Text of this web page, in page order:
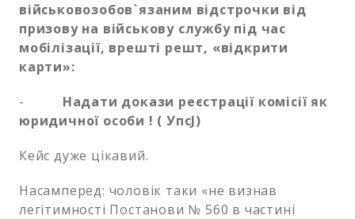
військовозобов`язаним відстрочки від
призову на військову службу під час
мобілізації, врешті решт, «відкрити
карти»:
- Надати докази реєстрації комісії як
юридичної особи ! ( УпсJ)
Кейс дуже цікавий.
Насамперед: чоловік таки «не визнав
легітимності Постанови № 560 в частині